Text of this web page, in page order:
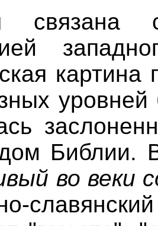
связана
картина
Библии.
во веки